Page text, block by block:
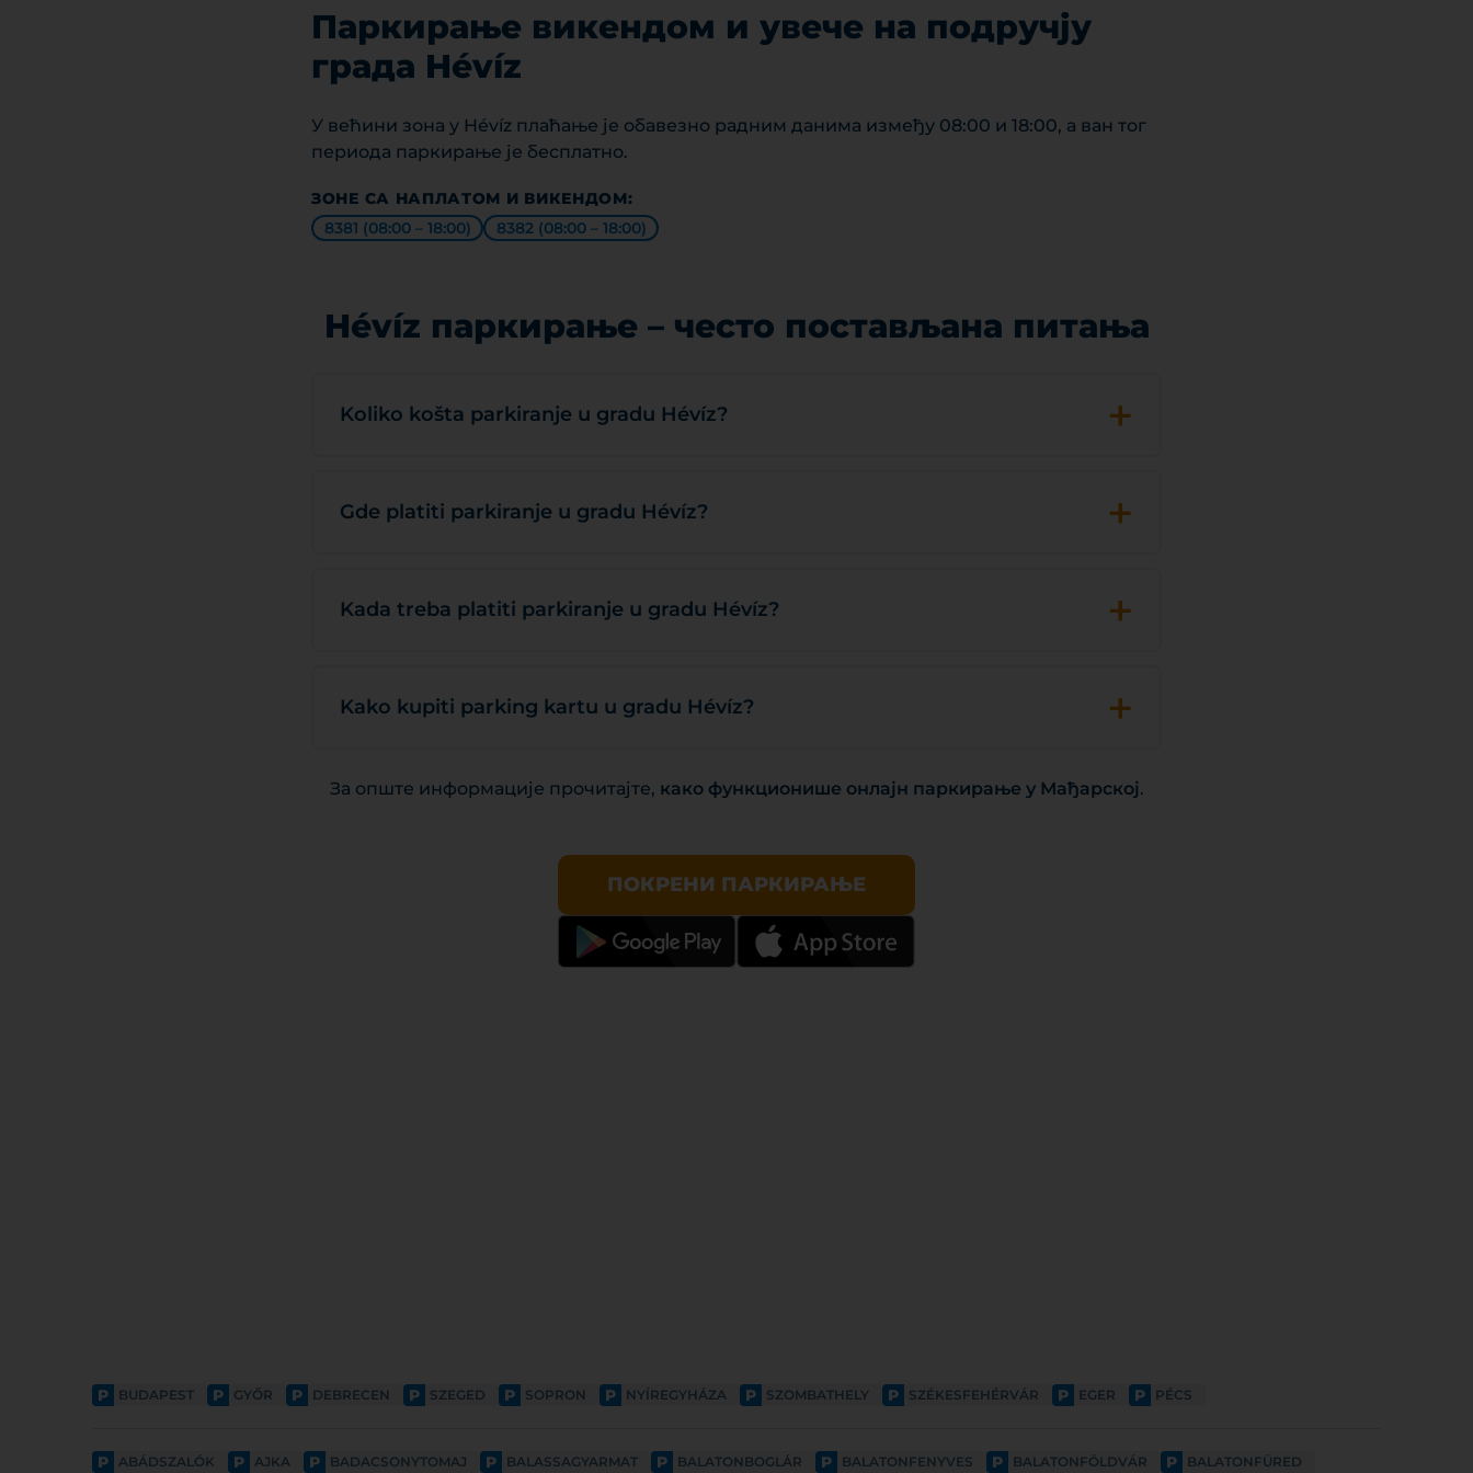
Паркирање викендом и увече на подручју
града Hévíz
У већини зона у Hévíz плаћање је обавезно радним данима између 08:00 и 18:00, а ван тог
периода паркирање је бесплатно.
ЗОНЕ СА НАПЛАТОМ И ВИКЕНДОМ:
8381 (08:00 – 18:00)
8382 (08:00 – 18:00)
Hévíz паркирање – често постављана питања
Koliko košta parkiranje u gradu Hévíz? +
Gde platiti parkiranje u gradu Hévíz? +
Kada treba platiti parkiranje u gradu Hévíz? +
Kako kupiti parking kartu u gradu Hévíz? +
За опште информације прочитајте, како функционише онлајн паркирање у Мађарској.
ПОКРЕНИ ПАРКИРАЊЕ
P BUDAPEST P GYŐR P DEBRECEN P SZEGED P SOPRON P NYÍREGYHÁZA P SZOMBATHELY P SZÉKESFEHÉRVÁR P EGER P PÉCS
P ABÁDSZALÓK P AJKA P BADACSONYTOMAJ P BALASSAGYARMAT P BALATONBOGLÁR P BALATONFENYVES P BALATONFÖLDVÁR P BALATONFÜRED